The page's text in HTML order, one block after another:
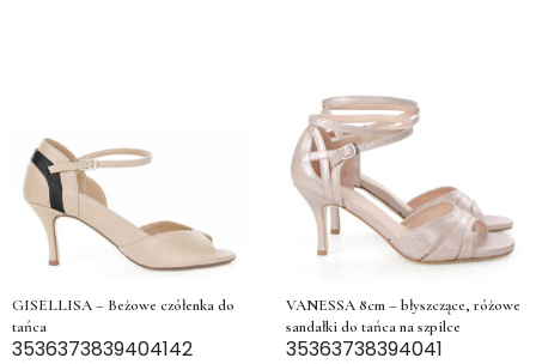
GISELLISA – Beżowe czółenka do
tańca
3536373839404142
VANESSA 8cm – błyszczące, różowe
sandałki do tańca na szpilce
35363738394041